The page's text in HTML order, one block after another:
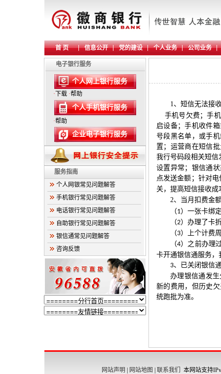
首 页 信息公开 党的建设 个人业务 公司业务
电子银行服务
个人网上银行服务
· 下载 ·帮助
个人手机银行服务
·帮助
企业电子银行服务
服务指南
个人网银常见问题解答
手机银行常见问题解答
电话银行常见问题解答
自助银行常见问题解答
银信通常见问题解答
咨询反馈
1、 短信无法接
手机号欠费；手
启设备；手机收件
号段黑名单，或手
置；运营商在短信
我行号码段相关短
设置异常；银信通
点发送金额；针对
关，提高短信接收成
2、 当月扣费金
（1）一张卡绑
（2）办理了卡
（3）上个计费
（4）之前办理
卡开通银信通服务
3、已关闭银信
办理银信通发
新的费用，但历史
统跑批为准。
网站声明 网站地图 联系我们
本网站支持